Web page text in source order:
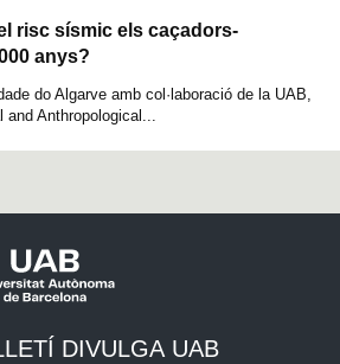
risc sísmic els caçadors-
anys?
do Algarve amb col·laboració de la UAB,
and Anthropological...
DIVULGA UAB